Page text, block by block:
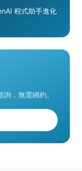
程式助手進化
，無需綁約。